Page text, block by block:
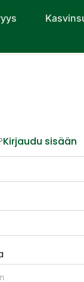
Kirjaudu sisään